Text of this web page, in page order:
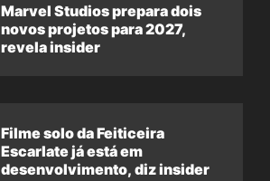
Marvel Studios prepara dois
novos projetos para 2027,
revela insider
Filme solo da Feiticeira
Escarlate já está em
desenvolvimento, diz insider